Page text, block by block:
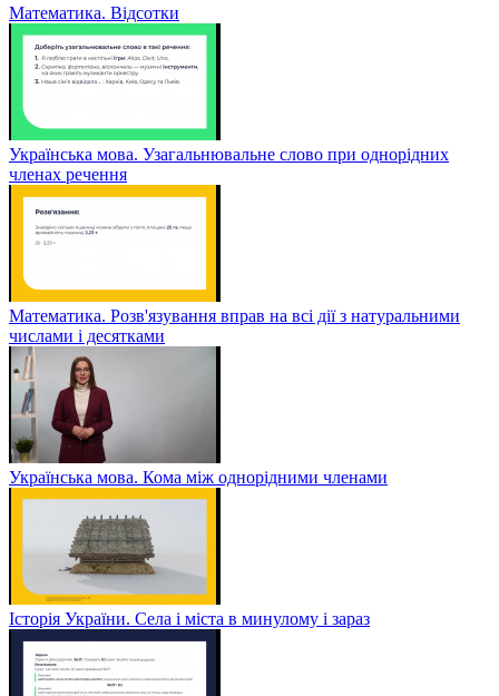
Математика. Відсотки
Українська мова. Узагальнювальне слово при однорідних
членах речення
Математика. Розв'язування вправ на всі дії з натуральними
числами і десятками
Українська мова. Кома між однорідними членами
Історія України. Села і міста в минулому і зараз